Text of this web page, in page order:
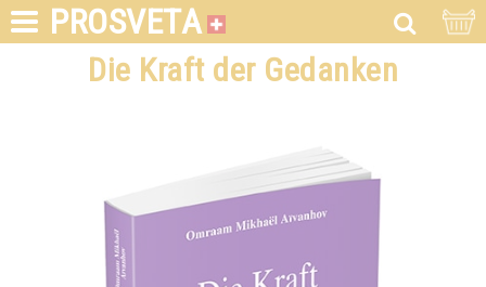
PROSVETA
Die Kraft der Gedanken